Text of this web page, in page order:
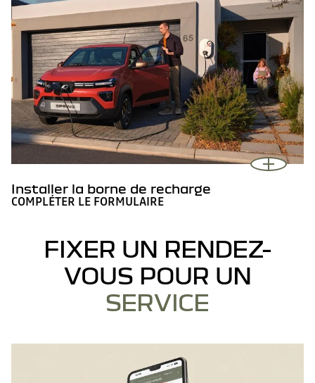
Installer la borne de recharge
COMPLÉTER LE FORMULAIRE
FIXER UN RENDEZ-
VOUS POUR UN
SERVICE